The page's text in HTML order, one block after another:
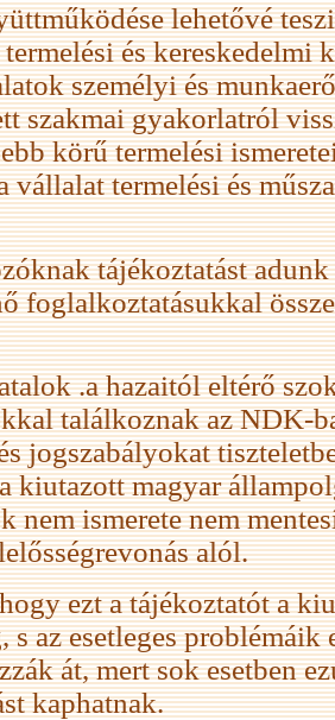
lehetővé
és kereskedelmi
személyi és
szakmai gyakorlatról
körű termelési
vállalat termelési és
tájékoztatást
foglalkoztatásukkal
.a hazaitól eltérő
találkoznak az NDK-
jogszabályokat
kiutazott magyar
nem ismerete nem
alól.
ezt a tájékoztatót a
s az esetleges
át, mert sok esetben
kaphatnak.